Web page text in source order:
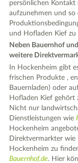
persönlichen Kontakt
aufzunehmen und
und Hofladen Kief zu
Neben Bauernhof
weitere
In Hockenheim gibt
frischen Produkte ,
Bauernladen) oder
Hofladen Kief gehört
Nicht nur
Dienstleistungen wie
Hockenheim
Direktvermarkter
Hockenheim zu
Bauernhof.de. Hier